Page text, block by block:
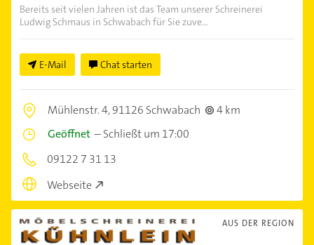
Bereits seit vielen Jahren ist das Team unserer Schreinerei
Ludwig Schmaus in Schwabach für Sie zuve...
E-Mail Chat starten
Mühlenstr. 4,91126 Schwabach
4 km
Geöffnet –Schließt um 17:00
09122 7 31 13
Webseite
AUS DER REGION